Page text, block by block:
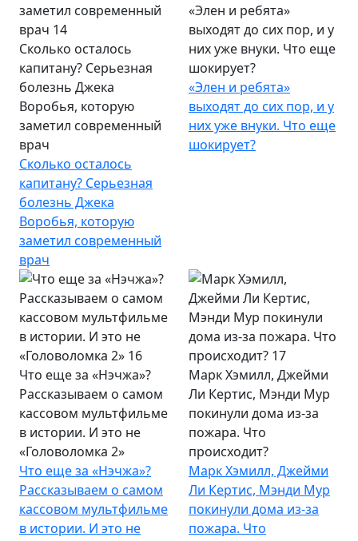
Сколько осталось
капитану? Серьезная
болезнь Джека
Воробья, которую
заметил современный
врач
Сколько осталось
капитану? Серьезная
болезнь Джека
Воробья, которую
заметил современный
врач
«Элен и ребята»
выходят до сих пор, и у
них уже внуки. Что еще
шокирует?
«Элен и ребята»
выходят до сих пор, и у
них уже внуки. Что еще
шокирует?
Что еще за «Нэчжа»?
Рассказываем о самом
кассовом мультфильме
в истории. И это не
«Головоломка 2»
Что еще за «Нэчжа»?
Рассказываем о самом
кассовом мультфильме
в истории. И это не
Марк Хэмилл, Джейми
Ли Кертис, Мэнди Мур
покинули дома из-за
пожара. Что
происходит?
Марк Хэмилл, Джейми
Ли Кертис, Мэнди Мур
покинули дома из-за
пожара. Что